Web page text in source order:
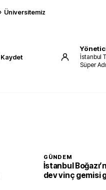
Üniversitemiz
Kaydet
İstanbul
Süper
GÜNDEM
İstanbul
dev vinç gemisi